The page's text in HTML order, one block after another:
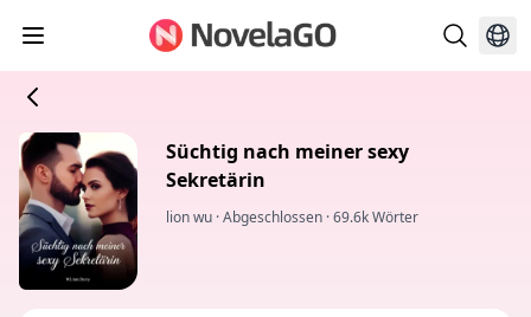
Süchtig nach meiner sexy
Sekretärin
lion wu ·Abgeschlossen ·69.6k Wörter